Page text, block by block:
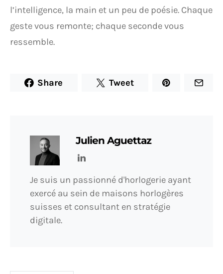
l’intelligence, la main et un peu de poésie. Chaque
geste vous remonte; chaque seconde vous
ressemble.
Share Tweet
Julien Aguettaz
Je suis un passionné d'horlogerie ayant
exercé au sein de maisons horlogères
suisses et consultant en stratégie
digitale.